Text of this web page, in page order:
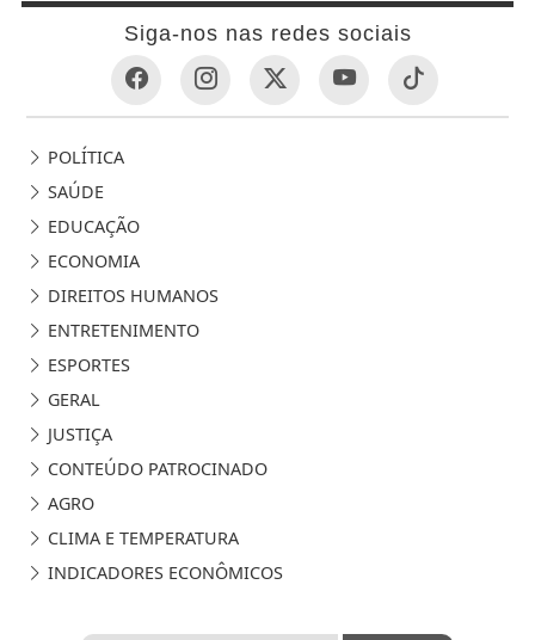
Siga-nos nas redes sociais
POLÍTICA
SAÚDE
EDUCAÇÃO
ECONOMIA
DIREITOS HUMANOS
ENTRETENIMENTO
ESPORTES
GERAL
JUSTIÇA
CONTEÚDO PATROCINADO
AGRO
CLIMA E TEMPERATURA
INDICADORES ECONÔMICOS